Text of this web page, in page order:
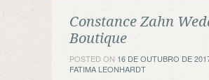
Constance Zahn
Boutique
POSTED ON 16 DE OUTUBRO DE
FATIMA LEONHARDT